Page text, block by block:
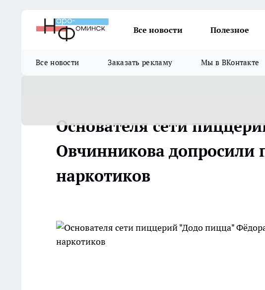
Все новости Полезное
Все новости Заказать рекламу Мы в ВКонтакте
Основателя сети
Овчинникова допросили
наркотиков